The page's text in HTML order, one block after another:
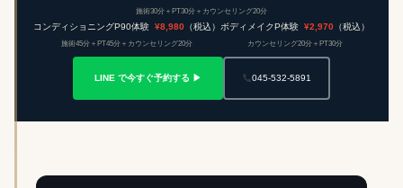
施術30分＋PT30分＋カウンセリング20分
コンディショニングP90体験 ¥8,980 （税込）
施術45分＋PT45分＋カウンセリング20分
ボディメイクP体験 ¥2,970 （税込）
カウンセリング20分＋PT30分
LINE で今すぐ予約する ▶ 045-532-5891